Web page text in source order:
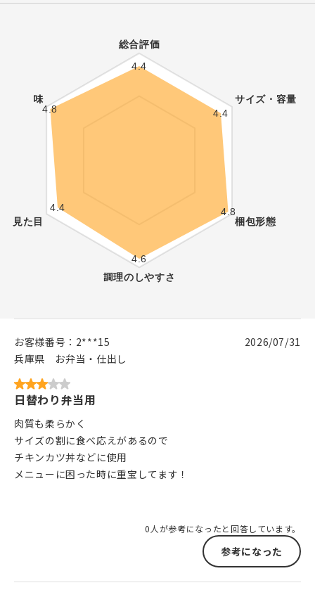
お客様番号： 2***15
兵庫県
お弁当・仕出し
2026/07/31
日替わり弁当用
肉質も柔らかく
サイズの割に食べ応えがあるので
チキンカツ丼などに使用
メニューに困った時に重宝してます！
0人が参考になったと回答しています。
参考になった